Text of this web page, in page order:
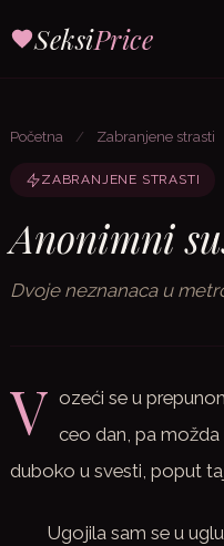
SeksiPrice
Početna / Zabranjene strasti
ZABRANJENE STRASTI
Anonimni
Dvoje neznanaca u
V ozeći se u
ceo dan, pa
duboko u svesti, poput
Ugojila sam se u